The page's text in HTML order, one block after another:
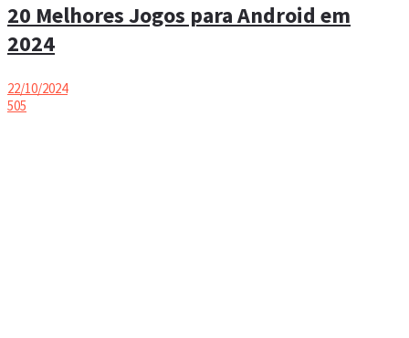
20 Melhores Jogos para Android em
2024
22/10/2024
505